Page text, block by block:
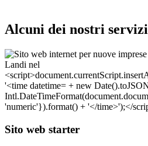
Alcuni dei nostri servizi
Sito web starter